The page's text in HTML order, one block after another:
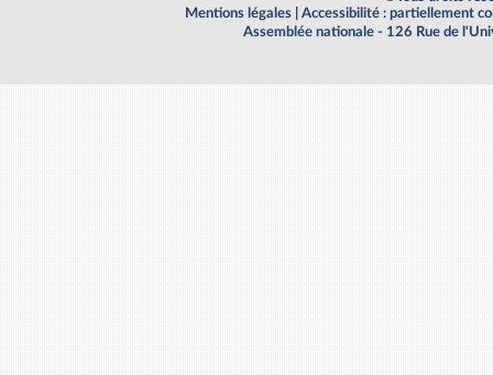
Mentions légales
Accessibilité : partiellement
Assemblée nationale - 126 Rue de